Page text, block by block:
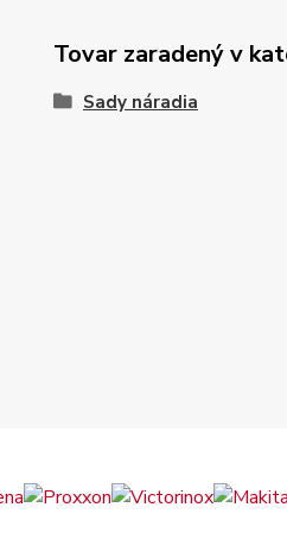
Tovar zaradený v
Sady náradia